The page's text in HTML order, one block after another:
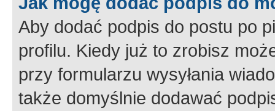
Aby dodać podpis do postu po
profilu. Kiedy już to zrobisz
przy formularzu wysyłania
także domyślnie dodawać